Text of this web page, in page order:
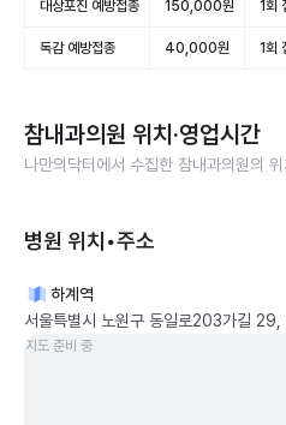
대상포진 예방접종 150,000원 1회
독감 예방접종 40,000원 1회
참내과의원 위치·영업시간
나만의닥터에서 수집한 참내과의원의
병원 위치•주소
하계역
서울특별시 노원구 동일로203가길
지도 준비 중